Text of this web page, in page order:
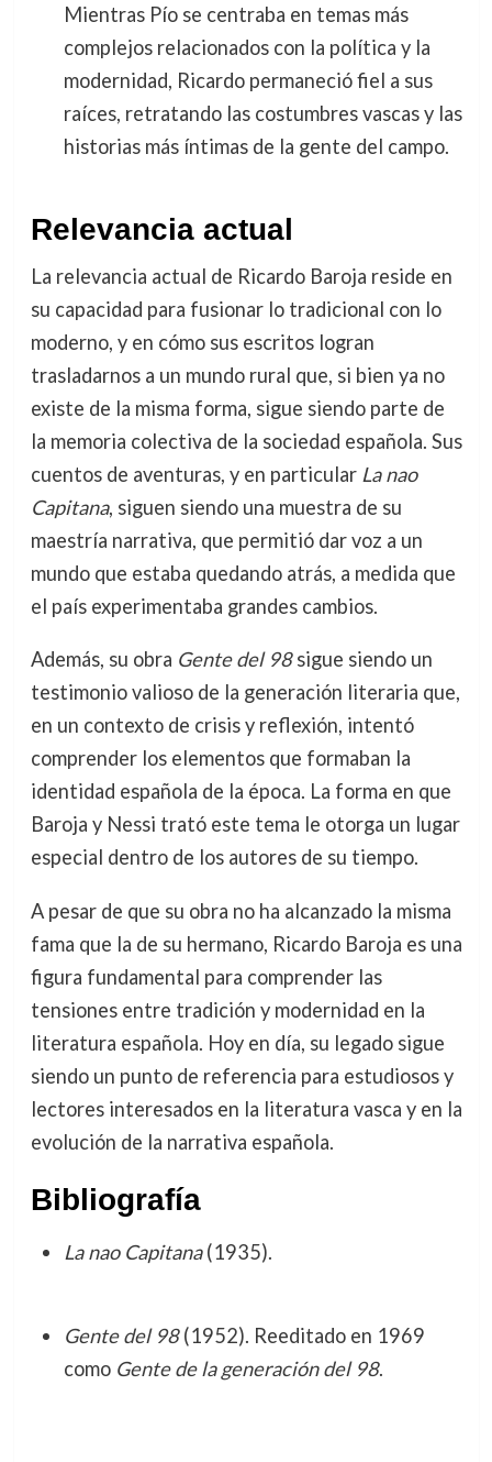
Mientras Pío se centraba en temas más
complejos relacionados con la política y la
modernidad, Ricardo permaneció fiel a sus
raíces, retratando las costumbres vascas y las
historias más íntimas de la gente del campo.
Relevancia actual
La relevancia actual de Ricardo Baroja reside en
su capacidad para fusionar lo tradicional con lo
moderno, y en cómo sus escritos logran
trasladarnos a un mundo rural que, si bien ya no
existe de la misma forma, sigue siendo parte de
la memoria colectiva de la sociedad española. Sus
cuentos de aventuras, y en particular La nao
Capitana, siguen siendo una muestra de su
maestría narrativa, que permitió dar voz a un
mundo que estaba quedando atrás, a medida que
el país experimentaba grandes cambios.
Además, su obra Gente del 98sigue siendo un
testimonio valioso de la generación literaria que,
en un contexto de crisis y reflexión, intentó
comprender los elementos que formaban la
identidad española de la época. La forma en que
Baroja y Nessi trató este tema le otorga un lugar
especial dentro de los autores de su tiempo.
A pesar de que su obra no ha alcanzado la misma
fama que la de su hermano, Ricardo Baroja es una
figura fundamental para comprender las
tensiones entre tradición y modernidad en la
literatura española. Hoy en día, su legado sigue
siendo un punto de referencia para estudiosos y
lectores interesados en la literatura vasca y en la
evolución de la narrativa española.
Bibliografía
La nao Capitana(1935).
Gente del 98(1952). Reeditado en 1969
como Gente de la generación del 98.